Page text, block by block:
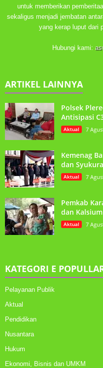
untuk memberikan
sekaligus menjadi jembatan
yang kerap luput dari
Hubungi kami:
ARTIKEL LAINNYA
Polsek
Antisipasi
Aktual 7
Kemenag
dan
Aktual 7
Pemkab
dan
Aktual 7
KATEGORI E
Pelayanan Publik
Aktual
Pendidikan
Nusantara
Hukum
Ekonomi, Bisnis dan UMKM